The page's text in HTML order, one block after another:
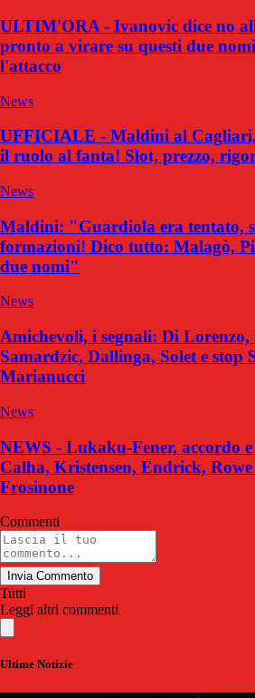
ULTIM'ORA - Ivanovic dice no
pronto a virare su questi due
l'attacco
News
UFFICIALE - Maldini al Cagliari,
il ruolo al fanta! Slot, prezzo,
News
Maldini: "Guardiola era tentato,
formazioni! Dico tutto: Malagò,
due nomi"
News
Amichevoli, i segnali: Di
Samardzic, Dallinga, Solet e stop
Marianucci
News
NEWS - Lukaku-Fener, accordo
Calha, Kristensen, Endrick,
Frosinone
Commenti
Invia Commento
Tutti
Leggi altri commenti
Ultime Notizie